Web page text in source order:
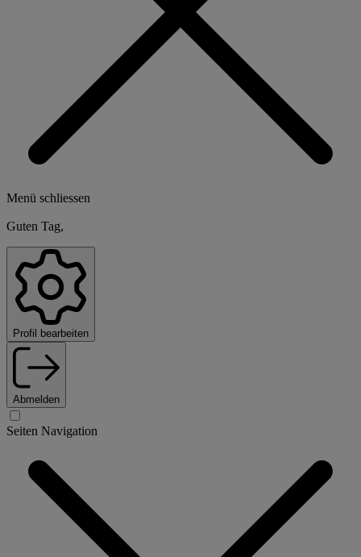
Menü schliessen
Guten Tag,
Profil bearbeiten
Abmelden
Seiten Navigation